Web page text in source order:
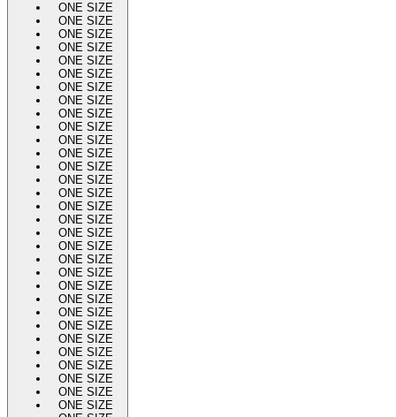
ONE SIZE
ONE SIZE
ONE SIZE
ONE SIZE
ONE SIZE
ONE SIZE
ONE SIZE
ONE SIZE
ONE SIZE
ONE SIZE
ONE SIZE
ONE SIZE
ONE SIZE
ONE SIZE
ONE SIZE
ONE SIZE
ONE SIZE
ONE SIZE
ONE SIZE
ONE SIZE
ONE SIZE
ONE SIZE
ONE SIZE
ONE SIZE
ONE SIZE
ONE SIZE
ONE SIZE
ONE SIZE
ONE SIZE
ONE SIZE
ONE SIZE